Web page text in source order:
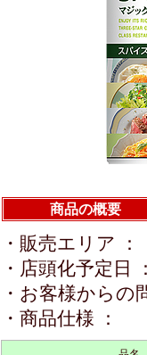
商品の概要
・販売エリア
・店頭化予定
・お客様から
・商品仕様 ：